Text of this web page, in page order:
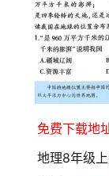
免费下载地址
地理8年级